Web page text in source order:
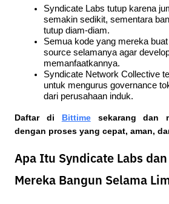
Syndicate Labs tutup karena
semakin sedikit, sementara
tutup diam-diam.
Semua kode yang mereka
source selamanya agar
memanfaatkannya.
Syndicate Network Collective
untuk mengurus governance
dari perusahaan induk.
Daftar di Bittime sekarang dan
dengan proses yang cepat, aman,
Apa Itu Syndicate Labs
Mereka Bangun Selama